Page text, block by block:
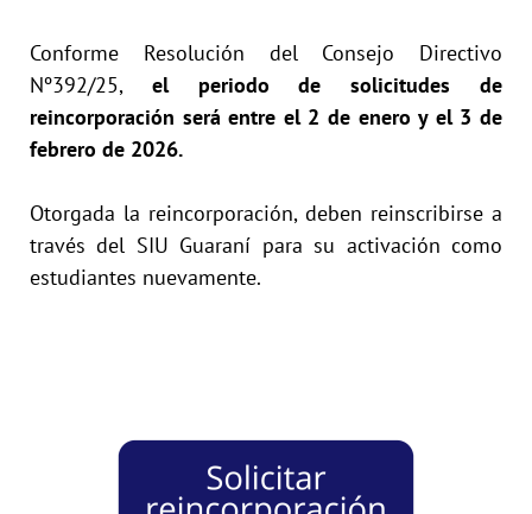
Conforme Resolución del Consejo Directivo
Nº392/25, el periodo de solicitudes de
reincorporación será entre el 2 de enero y el 3 de
febrero de 2026.
Otorgada la reincorporación, deben reinscribirse a
través del SIU Guaraní para su activación como
estudiantes nuevamente.